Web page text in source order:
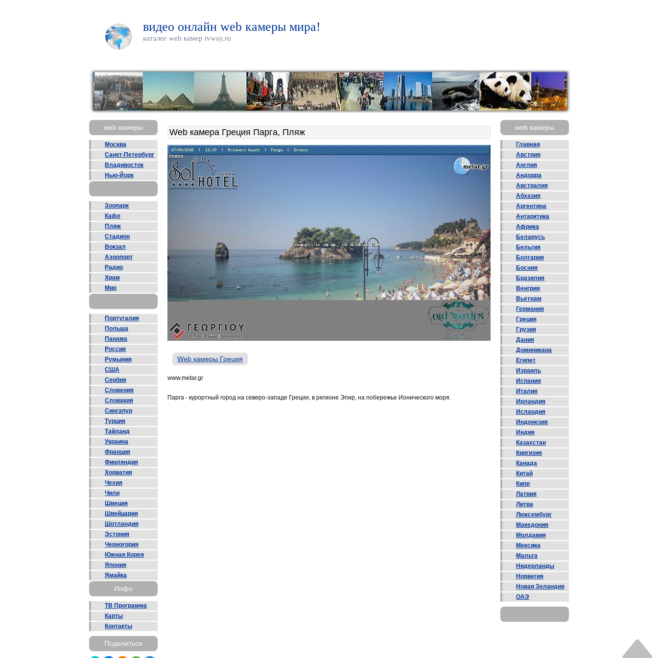
видео онлайн web камеры мира!
каталог web камер tvway.ru
web камеры
Москва
Санкт-Петербург
Владивосток
Нью-Йорк
Зоопарк
Кафе
Пляж
Стадион
Вокзал
Аэропорт
Радио
Храм
Мир
Португалия
Польша
Панама
Россия
Румыния
США
Сербия
Словения
Словакия
Сингапур
Турция
Тайланд
Украина
Франция
Финляндия
Хорватия
Чехия
Чили
Швеция
Швейцария
Шотландия
Эстония
Черногория
Южная Корея
Япония
Ямайка
Инфо
ТВ Программа
Карты
Контакты
Поделиться
web камеры
Главная
Австрия
Англия
Андорра
Австралия
Абхазия
Аргентина
Антарктика
Африка
Беларусь
Бельгия
Болгария
Босния
Бразилия
Венгрия
Вьетнам
Германия
Греция
Грузия
Дания
Доминикана
Египет
Израиль
Испания
Италия
Ирландия
Исландия
Индонезия
Индия
Казахстан
Киргизия
Канада
Китай
Кипр
Латвия
Литва
Люксембург
Македония
Молдавия
Мексика
Мальта
Нидерланды
Норвегия
Новая Зеландия
ОАЭ
Web камера Греция Парга, Пляж
Web камеры Греция
www.metar.gr
Парга - курортный город на северо-западе Греции, в регионе Эпир, на побережье Ионического моря.